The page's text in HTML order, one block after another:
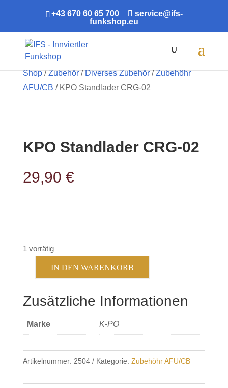
+43 670 60 65 700
service@ifs-
funkshop.eu
Shop/Zubehör/Diverses Zubehör/Zubehöhr
AFU/CB / KPO Standlader CRG-02
KPO Standlader CRG-02
29,90 €
1 vorrätig
CRG-
02
Menge
IN DEN WARENKORB
Zusätzliche Informationen
Marke K-PO
Artikelnummer: 2504 Kategorie: Zubehöhr AFU/CB